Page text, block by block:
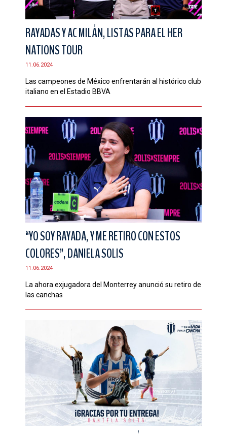
RAYADAS Y AC MILÁN, LISTAS PARA EL HER
NATIONS TOUR
11.06.2024
Las campeones de México enfrentarán al histórico club
italiano en el Estadio BBVA
“YO SOY RAYADA, Y ME RETIRO CON ESTOS
COLORES”, DANIELA SOLIS
11.06.2024
La ahora exjugadora del Monterrey anunció su retiro de
las canchas